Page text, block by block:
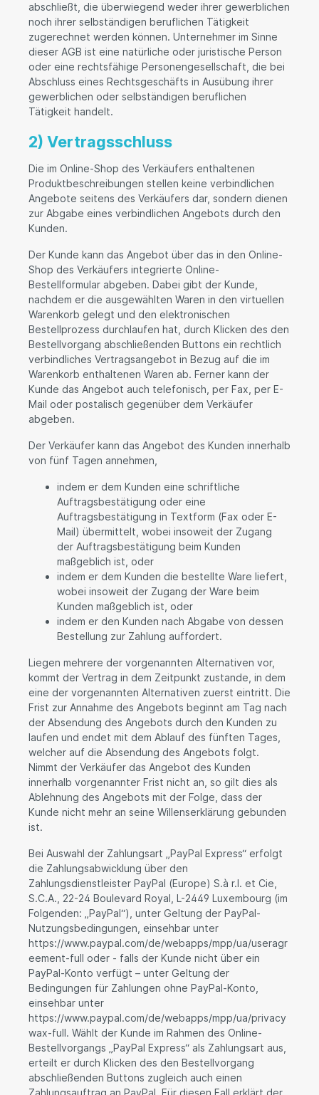
abschließt, die überwiegend weder ihrer gewerblichen
noch ihrer selbständigen beruflichen Tätigkeit
zugerechnet werden können. Unternehmer im Sinne
dieser AGB ist eine natürliche oder juristische Person
oder eine rechtsfähige Personengesellschaft, die bei
Abschluss eines Rechtsgeschäfts in Ausübung ihrer
gewerblichen oder selbständigen beruflichen
Tätigkeit handelt.
2) Vertragsschluss
Die im Online-Shop des Verkäufers enthaltenen
Produktbeschreibungen stellen keine verbindlichen
Angebote seitens des Verkäufers dar, sondern dienen
zur Abgabe eines verbindlichen Angebots durch den
Kunden.
Der Kunde kann das Angebot über das in den Online-
Shop des Verkäufers integrierte Online-
Bestellformular abgeben. Dabei gibt der Kunde,
nachdem er die ausgewählten Waren in den virtuellen
Warenkorb gelegt und den elektronischen
Bestellprozess durchlaufen hat, durch Klicken des den
Bestellvorgang abschließenden Buttons ein rechtlich
verbindliches Vertragsangebot in Bezug auf die im
Warenkorb enthaltenen Waren ab. Ferner kann der
Kunde das Angebot auch telefonisch, per Fax, per E-
Mail oder postalisch gegenüber dem Verkäufer
abgeben.
Der Verkäufer kann das Angebot des Kunden innerhalb
von fünf Tagen annehmen,
indem er dem Kunden eine schriftliche
Auftragsbestätigung oder eine
Auftragsbestätigung in Textform (Fax oder E-
Mail) übermittelt, wobei insoweit der Zugang
der Auftragsbestätigung beim Kunden
maßgeblich ist, oder
indem er dem Kunden die bestellte Ware liefert,
wobei insoweit der Zugang der Ware beim
Kunden maßgeblich ist, oder
indem er den Kunden nach Abgabe von dessen
Bestellung zur Zahlung auffordert.
Liegen mehrere der vorgenannten Alternativen vor,
kommt der Vertrag in dem Zeitpunkt zustande, in dem
eine der vorgenannten Alternativen zuerst eintritt. Die
Frist zur Annahme des Angebots beginnt am Tag nach
der Absendung des Angebots durch den Kunden zu
laufen und endet mit dem Ablauf des fünften Tages,
welcher auf die Absendung des Angebots folgt.
Nimmt der Verkäufer das Angebot des Kunden
innerhalb vorgenannter Frist nicht an, so gilt dies als
Ablehnung des Angebots mit der Folge, dass der
Kunde nicht mehr an seine Willenserklärung gebunden
ist.
Bei Auswahl der Zahlungsart „PayPal Express“ erfolgt
die Zahlungsabwicklung über den
Zahlungsdienstleister PayPal (Europe) S.à r.l. et Cie,
S.C.A., 22-24 Boulevard Royal, L-2449 Luxembourg (im
Folgenden: „PayPal“), unter Geltung der PayPal-
Nutzungsbedingungen, einsehbar unter
https://www.paypal.com/de/webapps/mpp/ua/useragr
eement-full oder - falls der Kunde nicht über ein
PayPal-Konto verfügt – unter Geltung der
Bedingungen für Zahlungen ohne PayPal-Konto,
einsehbar unter
https://www.paypal.com/de/webapps/mpp/ua/privacy
wax-full. Wählt der Kunde im Rahmen des Online-
Bestellvorgangs „PayPal Express“ als Zahlungsart aus,
erteilt er durch Klicken des den Bestellvorgang
abschließenden Buttons zugleich auch einen